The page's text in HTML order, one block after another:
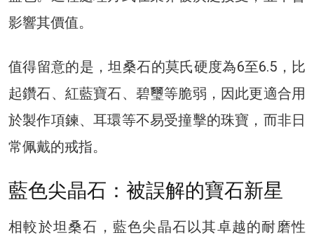
影響其價值。
值得留意的是，坦桑石的莫氏硬度為6至6.5，比
起鑽石、紅藍寶石、碧璽等脆弱，因此更適合用
於製作項鍊、耳環等不易受撞擊的珠寶，而非日
常佩戴的戒指。
藍色尖晶石：被誤解的寶石新星
相較於坦桑石，藍色尖晶石以其卓越的耐磨性